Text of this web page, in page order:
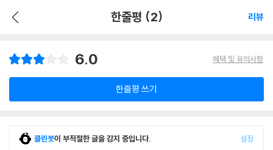
한줄평 (2) 리뷰
6.0 혜택 및 유의사항
한줄평 쓰기
클린봇이 부적절한 글을 감지 중입니다. 설정